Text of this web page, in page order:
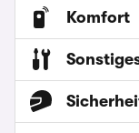
Komfort